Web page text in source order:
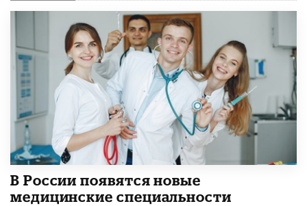
В России появятся новые
медицинские специальности